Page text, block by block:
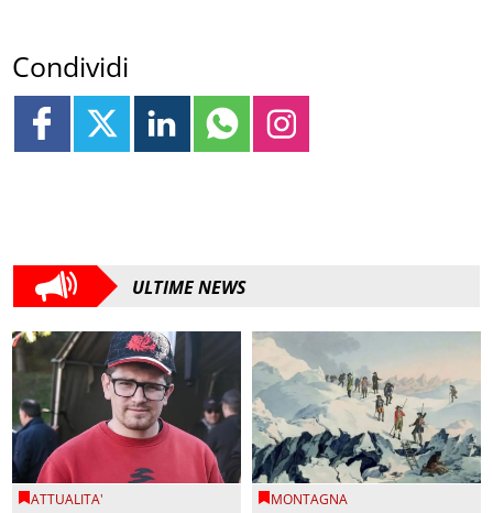
Condividi
ULTIME NEWS
ATTUALITA' MONTAGNA